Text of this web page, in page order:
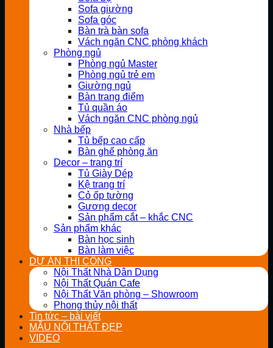
Sofa giường
Sofa góc
Bàn trà bàn sofa
Vách ngăn CNC phòng khách
Phòng ngủ
Phòng ngủ Master
Phòng ngủ trẻ em
Giường ngủ
Bàn trang điểm
Tủ quần áo
Vách ngăn CNC phòng ngủ
Nhà bếp
Tủ bếp cao cấp
Bàn ghế phòng ăn
Decor – trang trí
Tủ Giày Dép
Kệ trang trí
Cỏ ốp tường
Gương decor
Sản phẩm cắt – khắc CNC
Sản phẩm khác
Bàn học sinh
Bàn làm việc
DỰ ÁN THI CÔNG
Nội Thất Nhà Dân Dụng
Nội Thất Quán Cafe
Nội Thất Văn phòng – Showroom
Phong thủy nội thất
Tin tức – bài viết
MẪU NỘI THẤT ĐẸP
VIDEO